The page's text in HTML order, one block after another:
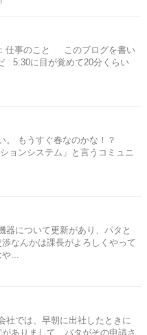
仕事のこと このブログを書い
5:30に目が覚めて20分くらい
。 もうすぐ春なのかな！？
ョンシステム」と言うコミュニ
について更新があり、パタと
なんかは課長がよろしくやって
...
では、早朝に出社したときに
ありまして、パタがその申請さ